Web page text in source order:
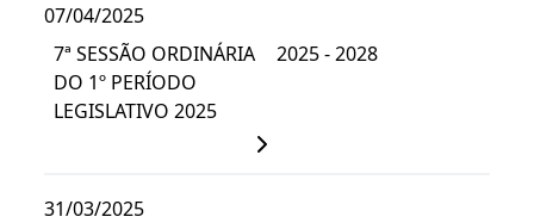
07/04/2025
7ª SESSÃO ORDINÁRIA
DO 1º PERÍODO
LEGISLATIVO 2025
2025 - 2028
31/03/2025